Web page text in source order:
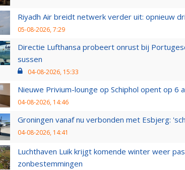
Riyadh Air breidt netwerk verder uit: opnieuw
05-08-2026, 7:29
Directie Lufthansa probeert onrust bij
sussen
04-08-2026, 15:33
Nieuwe Privium-lounge op Schiphol opent op 6
04-08-2026, 14:46
Groningen vanaf nu verbonden met Esbjerg:
04-08-2026, 14:41
Luchthaven Luik krijgt komende winter weer
zonbestemmingen